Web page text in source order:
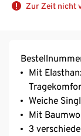
Zur Zeit nicht
Mit
Weiche
Mit
3